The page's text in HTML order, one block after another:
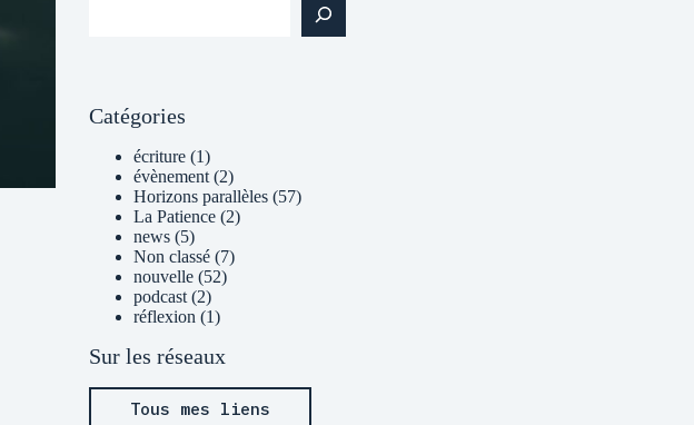
Catégories
écriture (1)
évènement (2)
Horizons parallèles (57)
La Patience (2)
news (5)
Non classé (7)
nouvelle (52)
podcast (2)
réflexion (1)
Sur les réseaux
Tous mes liens